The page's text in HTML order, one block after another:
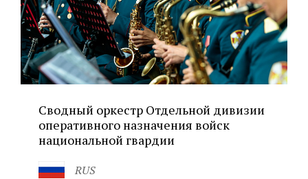
Сводный оркестр Отдельной дивизии
оперативного назначения войск
национальной гвардии
RUS